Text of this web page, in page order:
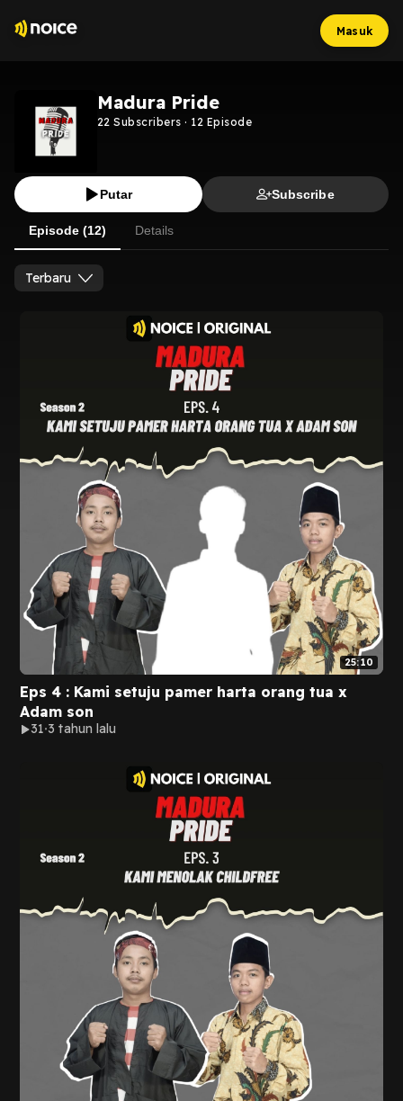
Masuk
Madura Pride
22 Subscribers · 12 Episode
Putar Subscribe
Episode (12) Details
Terbaru
25:10
Eps 4 : Kami setuju pamer harta orang tua x
Adam son
31 3 tahun lalu